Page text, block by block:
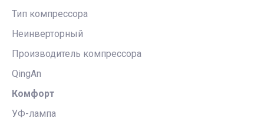
Тип компрессора
Неинверторный
Производитель компрессора
QingAn
Комфорт
УФ-лампа